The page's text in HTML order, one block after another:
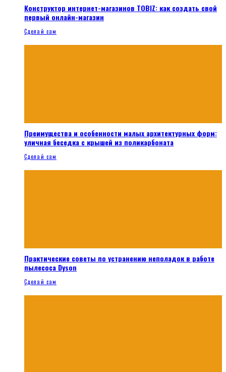
Конструктор интернет-магазинов TOBIZ: как создать свой
первый онлайн-магазин
Сделай сам
Преимущества и особенности малых архитектурных форм:
уличная беседка с крышей из поликарбоната
Сделай сам
Практические советы по устранению неполадок в работе
пылесоса Dyson
Сделай сам